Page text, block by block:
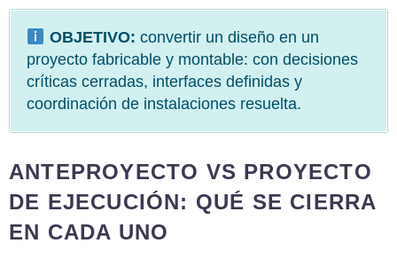
OBJETIVO: convertir un diseño en un
proyecto fabricable y montable: con decisiones
críticas cerradas, interfaces definidas y
coordinación de instalaciones resuelta.
ANTEPROYECTO VS PROYECTO
DE EJECUCIÓN: QUÉ SE CIERRA
EN CADA UNO